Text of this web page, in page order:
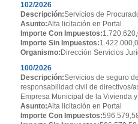
102/2026
Descripción:Servicios de
Asunto:Alta licitación en Portal
Importe Con Impuestos:
Importe Sin Impuestos:
Organismo: Dirección Servicios
100/2026
Descripción:Servicios de seguro
responsabilidad civil de directivos/
Empresa Municipal de la Vivienda
Asunto:Alta licitación en Portal
Importe Con Impuestos: